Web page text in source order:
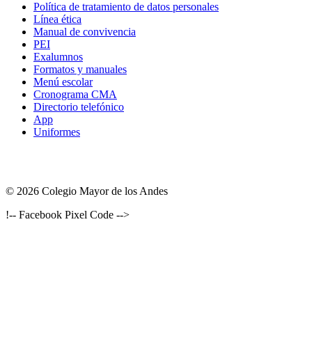
Política de tratamiento de datos personales
Línea ética
Manual de convivencia
PEI
Exalumnos
Formatos y manuales
Menú escolar
Cronograma CMA
Directorio telefónico
App
Uniformes
© 2026 Colegio Mayor de los Andes
!-- Facebook Pixel Code -->